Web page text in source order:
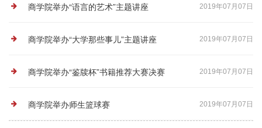
2019年07月07日
商学院举办“语言的艺术”主题讲座
2019年07月07日
商学院举办“大学那些事儿”主题讲座
2019年07月07日
商学院举办“鉴牍杯”书籍推荐大赛决赛
2019年07月07日
商学院举办师生篮球赛